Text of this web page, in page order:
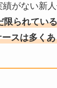
がない新人
限られてい
スは多く